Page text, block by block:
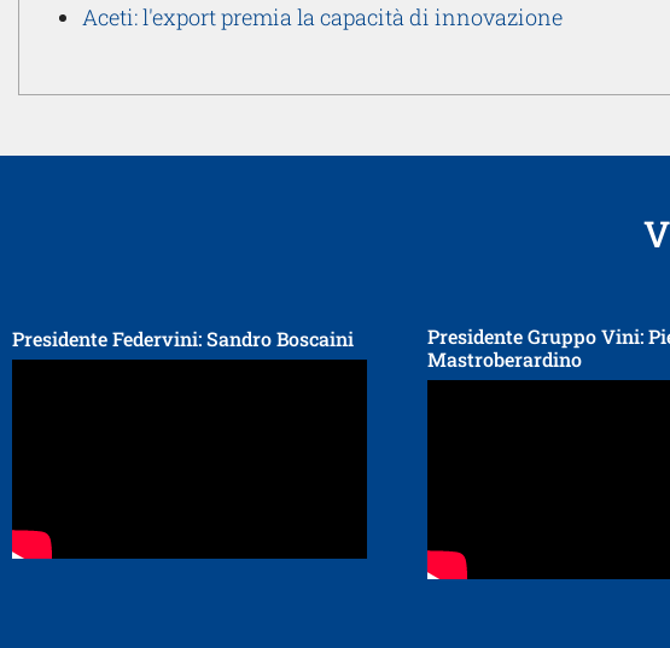
Aceti: l'export premia la capacità di innovazione
Presidente Federvini: Sandro Boscaini
Presidente Gruppo Vini:
Mastroberardino